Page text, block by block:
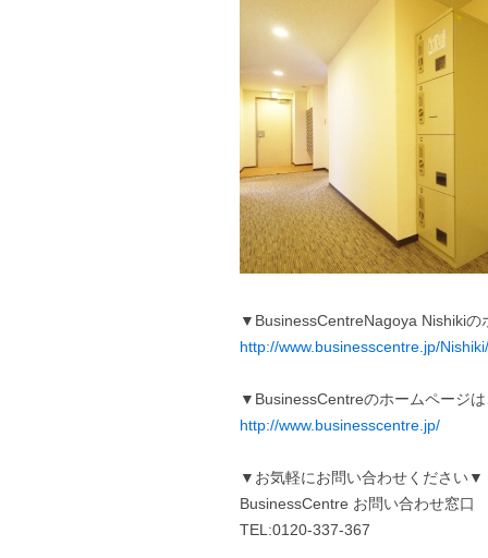
▼BusinessCentreNagoya Nishiki
http://www.businesscentre.jp/Nishiki/
▼BusinessCentreのホームページ
http://www.businesscentre.jp/
▼お気軽にお問い合わせください▼
BusinessCentre お問い合わせ窓口
TEL:0120-337-367